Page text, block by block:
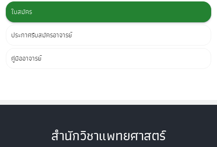
ใบสมัคร
ประกาศรับสมัครอาจารย์
คู่มืออาจารย์
สำนักวิชาแพทยศาสตร์